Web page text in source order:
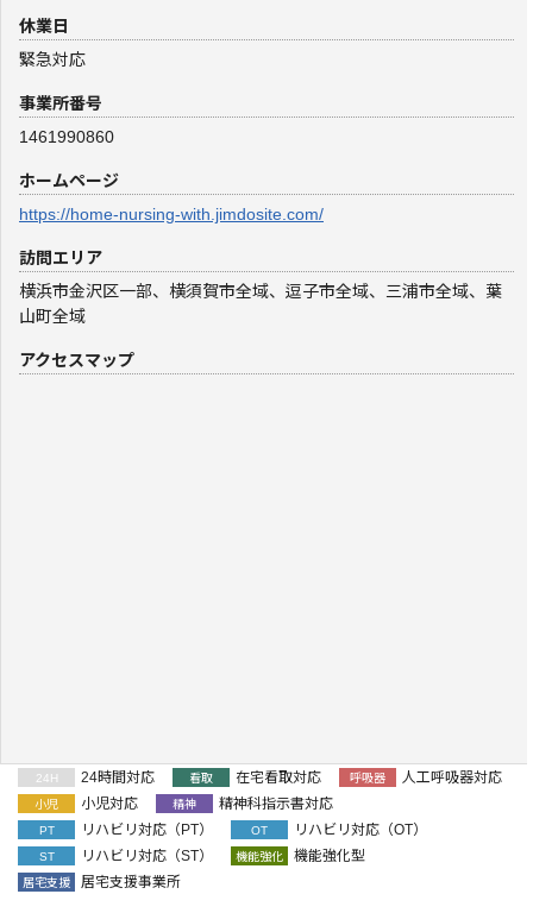
休業日
緊急対応
事業所番号
1461990860
ホームページ
https://home-nursing-with.jimdosite.com/
訪問エリア
横浜市金沢区一部、横須賀市全域、逗子市全域、三浦市全域、葉
山町全域
アクセスマップ
24H 24時間対応 看取 在宅看取対応 呼吸器 人工呼吸器対応
小児 小児対応 精神 精神科指示書対応
PT リハビリ対応（PT） OT リハビリ対応（OT）
ST リハビリ対応（ST） 機能強化 機能強化型
居宅支援 居宅支援事業所